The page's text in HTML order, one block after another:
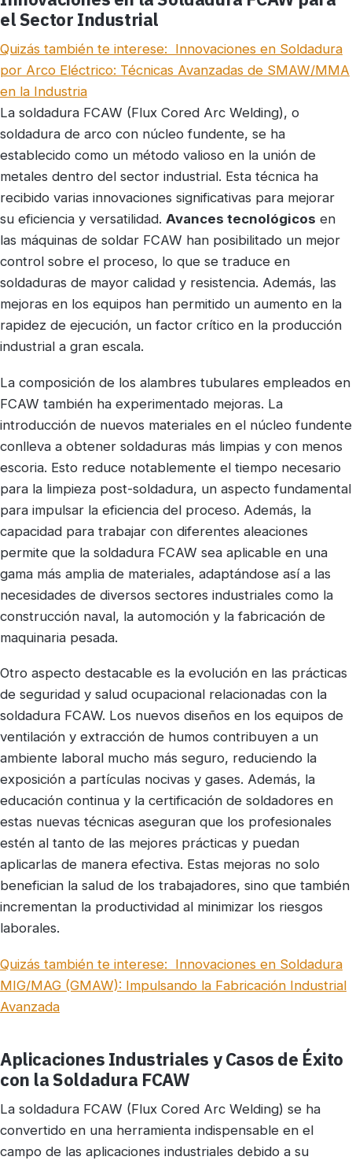
el Sector Industrial
Quizás también te interese: Innovaciones en Soldadura
por Arco Eléctrico: Técnicas Avanzadas de SMAW/MMA
en la Industria
La soldadura FCAW (Flux Cored Arc Welding), o
soldadura de arco con núcleo fundente, se ha
establecido como un método valioso en la unión de
metales dentro del sector industrial. Esta técnica ha
recibido varias innovaciones significativas para mejorar
su eficiencia y versatilidad. Avances tecnológicos en
las máquinas de soldar FCAW han posibilitado un mejor
control sobre el proceso, lo que se traduce en
soldaduras de mayor calidad y resistencia. Además, las
mejoras en los equipos han permitido un aumento en la
rapidez de ejecución, un factor crítico en la producción
industrial a gran escala.
La composición de los alambres tubulares empleados en
FCAW también ha experimentado mejoras. La
introducción de nuevos materiales en el núcleo fundente
conlleva a obtener soldaduras más limpias y con menos
escoria. Esto reduce notablemente el tiempo necesario
para la limpieza post-soldadura, un aspecto fundamental
para impulsar la eficiencia del proceso. Además, la
capacidad para trabajar con diferentes aleaciones
permite que la soldadura FCAW sea aplicable en una
gama más amplia de materiales, adaptándose así a las
necesidades de diversos sectores industriales como la
construcción naval, la automoción y la fabricación de
maquinaria pesada.
Otro aspecto destacable es la evolución en las prácticas
de seguridad y salud ocupacional relacionadas con la
soldadura FCAW. Los nuevos diseños en los equipos de
ventilación y extracción de humos contribuyen a un
ambiente laboral mucho más seguro, reduciendo la
exposición a partículas nocivas y gases. Además, la
educación continua y la certificación de soldadores en
estas nuevas técnicas aseguran que los profesionales
estén al tanto de las mejores prácticas y puedan
aplicarlas de manera efectiva. Estas mejoras no solo
benefician la salud de los trabajadores, sino que también
incrementan la productividad al minimizar los riesgos
laborales.
Quizás también te interese: Innovaciones en Soldadura
MIG/MAG (GMAW): Impulsando la Fabricación Industrial
Avanzada
Aplicaciones Industriales y Casos de Éxito
con la Soldadura FCAW
La soldadura FCAW (Flux Cored Arc Welding) se ha
convertido en una herramienta indispensable en el
campo de las aplicaciones industriales debido a su